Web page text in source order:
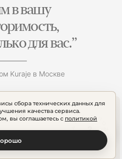
сбора технических данных для
качества сервиса.
вы соглашаетесь с политикой
в вашу
для вас.”
Kuraje в Москве